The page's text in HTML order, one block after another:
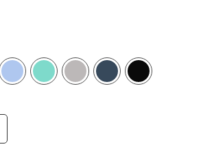
Różowy Ciemny Różowy
Błękitny MiętowySzary